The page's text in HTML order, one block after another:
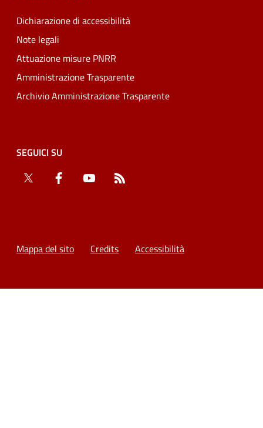
Dichiarazione di accessibilità
Note legali
Attuazione misure PNRR
Amministrazione Trasparente
Archivio Amministrazione Trasparente
SEGUICI SU
Twitter
Facebook YouTube
Mappa del sito Credits Accessibilità